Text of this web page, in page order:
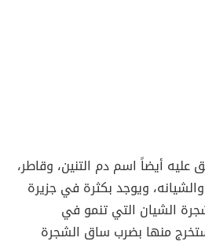
عليه أيضاً اسم دم التنين، وقاطر،
ويوجد بكثرة في جزيرة
الشيان التي تنمو في
منها بضرب ساق الشجرة